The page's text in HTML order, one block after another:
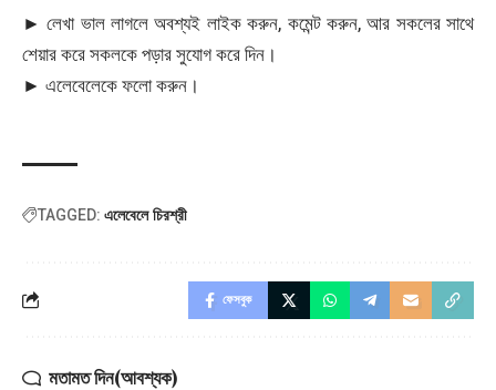
► লেখা ভাল লাগলে অবশ্যই লাইক করুন, কমেন্ট করুন, আর সকলের সাথে
শেয়ার করে সকলকে পড়ার সুযোগ করে দিন।
► এলেবেলেকে ফলো করুন।
TAGGED: এলেবেলে চিরশ্রী
ফেসবুক
মতামত দিন(আবশ্যক)